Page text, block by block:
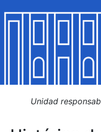
Mostrar/Ocultar
Mostrar/Ocultar
Mostrar/Ocultar
Unidad